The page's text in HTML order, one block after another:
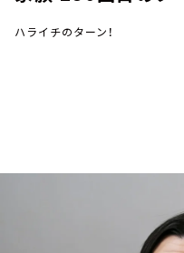
トピックス
イベント・グッズ
ハライチのターン！